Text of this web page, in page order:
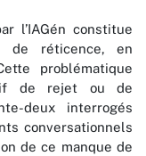
l’IAGén constitue
de réticence, en
problématique
de rejet ou de
deux interrogés
conversationnels
de ce manque de